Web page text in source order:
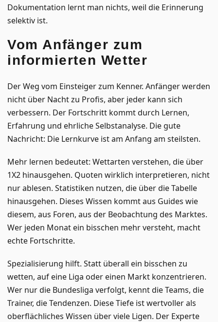
Dokumentation lernt man nichts, weil die Erinnerung
selektiv ist.
Vom Anfänger zum
informierten Wetter
Der Weg vom Einsteiger zum Kenner. Anfänger werden
nicht über Nacht zu Profis, aber jeder kann sich
verbessern. Der Fortschritt kommt durch Lernen,
Erfahrung und ehrliche Selbstanalyse. Die gute
Nachricht: Die Lernkurve ist am Anfang am steilsten.
Mehr lernen bedeutet: Wettarten verstehen, die über
1X2 hinausgehen. Quoten wirklich interpretieren, nicht
nur ablesen. Statistiken nutzen, die über die Tabelle
hinausgehen. Dieses Wissen kommt aus Guides wie
diesem, aus Foren, aus der Beobachtung des Marktes.
Wer jeden Monat ein bisschen mehr versteht, macht
echte Fortschritte.
Spezialisierung hilft. Statt überall ein bisschen zu
wetten, auf eine Liga oder einen Markt konzentrieren.
Wer nur die Bundesliga verfolgt, kennt die Teams, die
Trainer, die Tendenzen. Diese Tiefe ist wertvoller als
oberflächliches Wissen über viele Ligen. Der Experte